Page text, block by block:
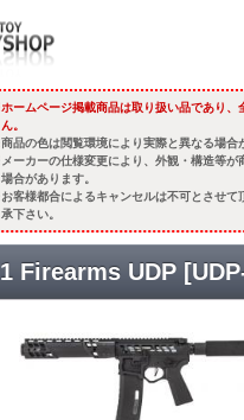
ホームページ掲載商品は取り扱い品であり、
ん。
商品の色は閲覧環境により実際と異なる場合
メーカーの仕様変更により、外観・構造等が
場合があります。
お客様都合によるキャンセルは不可とさせて
承下さい。